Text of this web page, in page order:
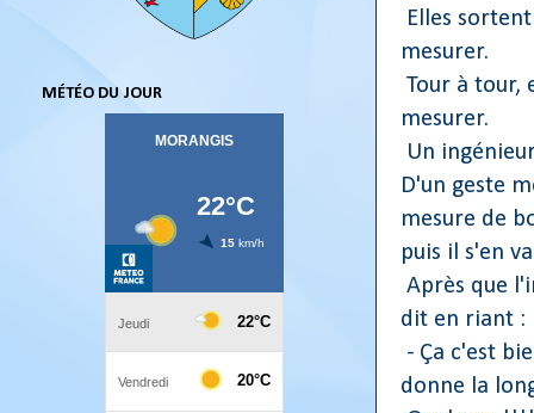
Elles
mesurer.
Tour à tour,
mesurer.
Un
D'un geste
mesure de
puis il s'en
Après que
dit en riant :
- Ça c'est
donne la
MÉTÉO DU JOUR